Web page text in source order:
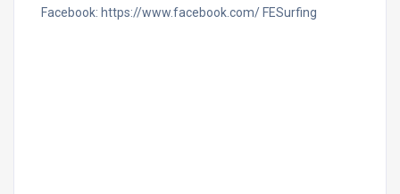
Facebook: https://www.facebook.com/ FESurfing